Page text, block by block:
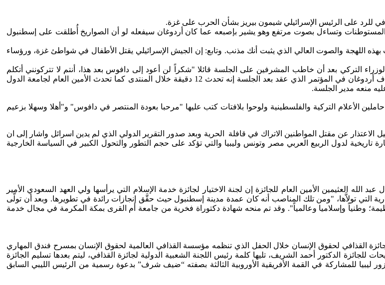
وتساءل بصوت مرتفع وهو يشير بإصبعه عما كان أردوغان سيفعله لو أن الصواريخ أُطلقت على إسطنبول
اللهجة والصوت العالي الذي يثبت أنك مذنب. وتابع: إن الجيش الإسرائيلي يقتل الأطفال في شواطئ غزة، ورؤساء
التركي بعد أن خاطب المشرفين على الجلسة قائلا "شكراً لن أعود إلى دافوس بعد هذا، أنتم لا تتركونني أتكلم
وسمحتم للرئيس بيريز بالحديث مدة 25 دقيقة وتحدثت نصف هذه المدة فحسب", وأضاف أردوغان في المؤتمر الذي عقد بعد الجلسة إنه تحدث 12 دقيقة خلال المنتدى كما تحدث الأمين العام لجامعة الدول
الأعلام التركية والفلسطينية ولوحوا بلافتات كتب عليها "مرحبا بعودة المنتصر في دافوس" و"أهلا وسهلا بزعيم
انقره بعد رفض اسرائيل الاعتذار عن مقتل المواطنين الاتراك في قافلة الحرية وبعد صدور التقرير الدولي الذي لم يدين اسرائل واشار إلى ان
تاريخية لدول الربيع العربي مصر وتونس وليبيا والتي تؤكد على حجم التطور والتحول الكبير في السياسة الخارجية
جائزة الملك فيصل العالمية لخدمة الإسلام (لعام 2010 - 1430 هـ). وقال عبد الله العثيمين الأمين العام للجائزة إن لجنة الاختيار لجائزة خدمة الإسلام التي يرأسها ولي العهد السعودي الأمير
التي تولاَّها، "ومن تلك المناصب أنه كان عمدة مدينة إسطنبول حيث حقَّق إنجازات رائدة في تطويرها. وبعد أن تولَّى
وطنياً وإسلاميا وعالمياً". وقد تم منحه شهادة دكتوراة فخرية من جامعة أم القرى بمكة المكرمة في مجال خدمة
التركي رجب طيب أردوغان اليوم الإثنين 29 نوفمبر 2010 الموافق جائزة القذافي لحقوق الإنسان خلال الحفل الذي تنظمه مؤسسة القذافي العالمية لحقوق الإنسان بمسرح فندق المهاري
الدكتور أحمد الشريف، تليها كلمة رئيس اللجنة الشعبية الدولية لجائزة القذافي، ليتم بعدها تسليم الجائزة
ليبيا للمشاركة في القمة الأفريقية الأوروبية الثالثة بصفته “ضيف شرف” بدعوة رسمية من الرئيس الليبي السابق